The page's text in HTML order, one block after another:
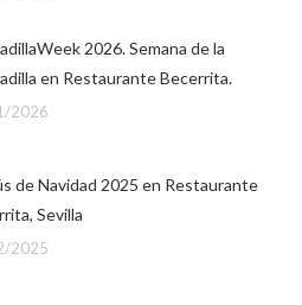
2026. Semana de la
en Restaurante Becerrita.
2026
de Navidad 2025 en Restaurante
Sevilla
2025